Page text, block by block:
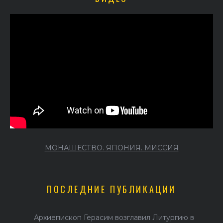
МОНАШЕСТВО. ЯПОНИЯ. МИССИЯ
ПОСЛЕДНИЕ ПУБЛИКАЦИИ
Архиепископ Герасим возглавил Литургию в